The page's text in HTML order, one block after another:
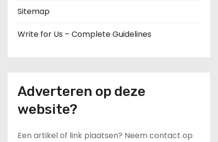
Sitemap
Write for Us – Complete Guidelines
Adverteren op deze
website?
Een artikel of link plaatsen? Neem contact op